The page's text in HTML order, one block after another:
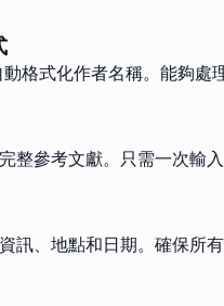
格式化作者名稱。能夠
整參考文獻。只需一次輸
訊、地點和日期。確保所